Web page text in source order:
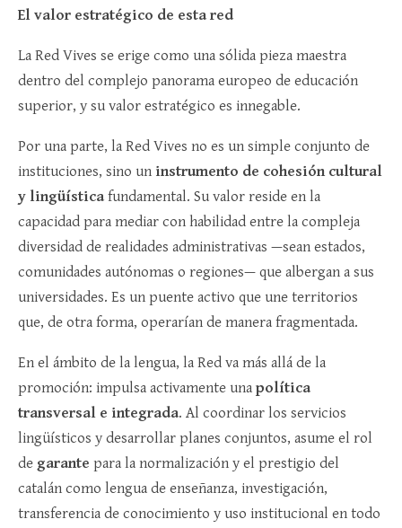
El valor estratégico de esta red
La Red Vives se erige como una sólida pieza maestra
dentro del complejo panorama europeo de educación
superior, y su valor estratégico es innegable.
Por una parte, la Red Vives no es un simple conjunto de
instituciones, sino un instrumento de cohesión cultural
y lingüísticafundamental. Su valor reside en la
capacidad para mediar con habilidad entre la compleja
diversidad de realidades administrativas —sean estados,
comunidades autónomas o regiones— que albergan a sus
universidades. Es un puente activo que une territorios
que, de otra forma, operarían de manera fragmentada.
En el ámbito de la lengua, la Red va más allá de la
promoción: impulsa activamente una política
transversal e integrada. Al coordinar los servicios
lingüísticos y desarrollar planes conjuntos, asume el rol
de garante para la normalización y el prestigio del
catalán como lengua de enseñanza, investigación,
transferencia de conocimiento y uso institucional en todo